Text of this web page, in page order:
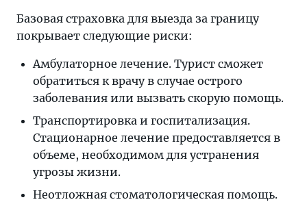
Базовая страховка для выезда за границу
покрывает следующие риски:
Амбулаторное лечение. Турист сможет
обратиться к врачу в случае острого
заболевания или вызвать скорую помощь.
Транспортировка и госпитализация.
Стационарное лечение предоставляется в
объеме, необходимом для устранения
угрозы жизни.
Неотложная стоматологическая помощь.